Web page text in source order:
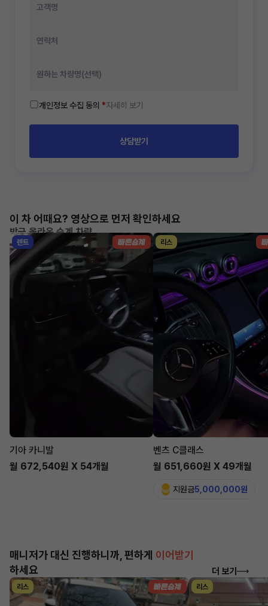
개인정보 수집 동의 *자세히 보기
상담받기
이 차 어때요? 영상으로 먼저 확인하세요
방금 올라온 승계 차량
렌트
기아 카니발
월 672,540원 X 54개월
리스
벤츠 C클래스
월 651,660원 X 49개월
지원금5,000,000원
매니저가 대신 진행하니까, 편하게 이어받기
하세요
더 보기
리스 리스